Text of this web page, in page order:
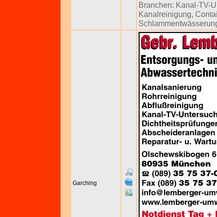
Branchen: Kanal-TV-
Kanalreinigung,
Garching